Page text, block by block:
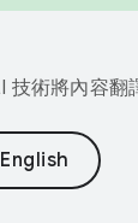
技術將內容翻